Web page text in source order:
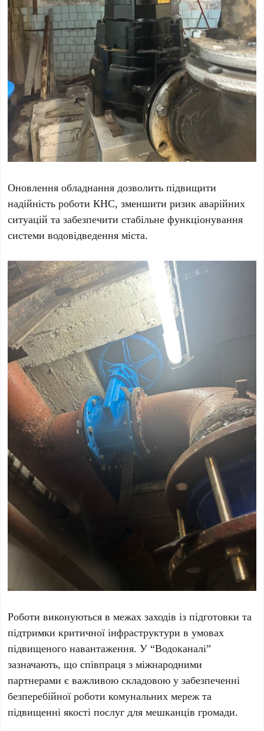
Оновлення обладнання дозволить підвищити
надійність роботи КНС, зменшити ризик аварійних
ситуацій та забезпечити стабільне функціонування
системи водовідведення міста.
Роботи виконуються в межах заходів із підготовки та
підтримки критичної інфраструктури в умовах
підвищеного навантаження. У “Водоканалі”
зазначають, що співпраця з міжнародними
партнерами є важливою складовою у забезпеченні
безперебійної роботи комунальних мереж та
підвищенні якості послуг для мешканців громади.